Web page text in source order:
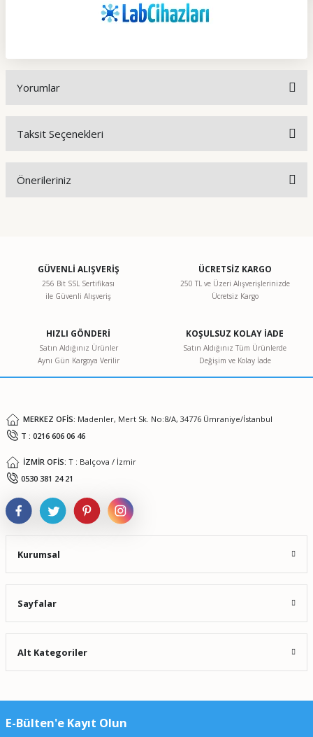
Yorumlar
Taksit Seçenekleri
Önerileriniz
Görüş ve önerileriniz için teşekkür ederiz.
Ürün resmi kalitesiz, bozuk veya görüntülenemiyor.
Ürün bilgilerinde hatalar bulunuyor.
Ürün fiyatı diğer sitelerden daha pahalı.
GÜVENLİ ALIŞVERİŞ
256 Bit SSL Sertifikası
ile Güvenli Alışveriş
ÜCRETSİZ KARGO
250 TL ve Üzeri Alışverişlerinizde
Ücretsiz Kargo
HIZLI GÖNDERİ
Satın Aldığınız Ürünler
Aynı Gün Kargoya Verilir
KOŞULSUZ KOLAY İADE
Satın Aldığınız Tüm Ürünlerde
Değişim ve Kolay İade
MERKEZ OFİS: Madenler, Mert Sk. No:8/A, 34776 Ümraniye/İstanbul
T : 0216 606 06 46
İZMİR OFİS: T : Balçova / İzmir
0530 381 24 21
Kurumsal
Sayfalar
Alt Kategoriler
E-Bülten'e Kayıt Olun